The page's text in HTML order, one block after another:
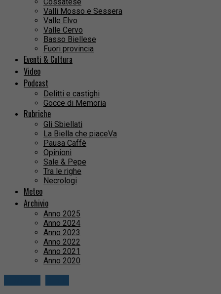
Cossatese
Valli Mosso e Sessera
Valle Elvo
Valle Cervo
Basso Biellese
Fuori provincia
Eventi & Cultura
Video
Podcast
Delitti e castighi
Gocce di Memoria
Rubriche
Gli Sbiellati
La Biella che piaceVa
Pausa Caffè
Opinioni
Sale & Pepe
Tra le righe
Necrologi
Meteo
Archivio
Anno 2025
Anno 2024
Anno 2023
Anno 2022
Anno 2021
Anno 2020